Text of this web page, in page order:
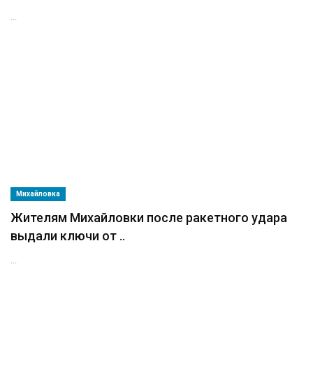
...
Михайловка
Жителям Михайловки после ракетного удара
выдали ключи от ..
...